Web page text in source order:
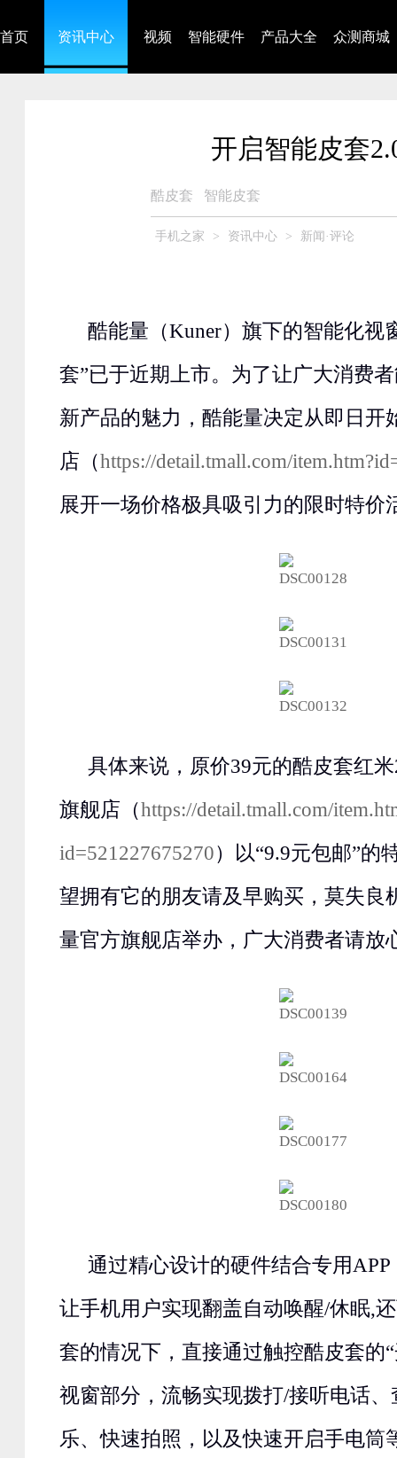
首页 资讯中心 视频 智能硬件 产品大全 众测商城
开启智能皮套
酷皮套 智能皮套
手机之家 > 资讯中心 > 新闻·评论
酷能量（Kuner）旗下的智能化视
套”已于近期上市。为了让广大消费
新产品的魅力，酷能量决定从即日开
店（https://detail.tmall.com/
展开一场价格极具吸引力的限时特价
具体来说，原价39元的酷皮套红
旗舰店（https://detail.tmall.com/
id=521227675270）以“9.9元包邮”的
望拥有它的朋友请及早购买，莫失良
量官方旗舰店举办，广大消费者请放
通过精心设计的硬件结合专用
让手机用户实现翻盖自动唤醒/休眠,
套的情况下，直接通过触控酷皮套的
视窗部分，流畅实现拨打/接听电话
乐、快速拍照，以及快速开启手电筒